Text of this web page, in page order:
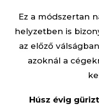
Ez a módszertan
helyzetben is
az előző
azoknál a
Húsz évig